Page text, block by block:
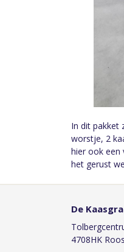
In dit pakket
worstje, 2
hier ook een
het gerust
De
4708HK